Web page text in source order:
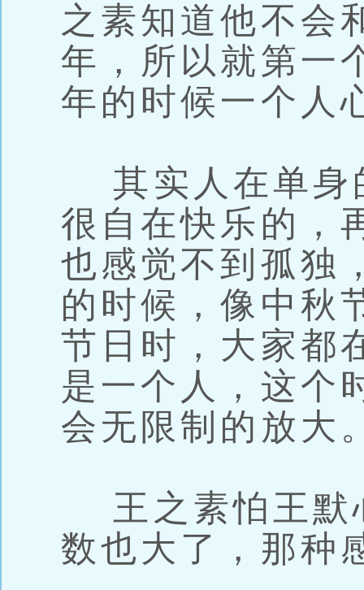
之素知道他不会
年，所以就第一
年的时候一个人
其实人在单身
很自在快乐的，
也感觉不到孤独
的时候，像中秋
节日时，大家都
是一个人，这个
会无限制的放大
王之素怕王默
数也大了，那种